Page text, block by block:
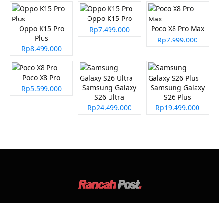
Oppo K15 Pro
Plus
Rp8.499.000
Oppo K15 Pro
Rp7.499.000
Poco X8 Pro Max
Rp7.999.000
Poco X8 Pro
Rp5.599.000
Samsung Galaxy
S26 Ultra
Rp24.499.000
Samsung Galaxy
S26 Plus
Rp19.499.000